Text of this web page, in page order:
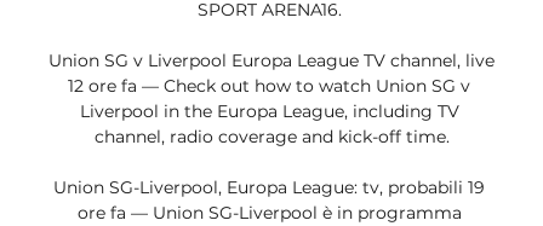
SPORT ARENA16.
Union SG v Liverpool Europa League TV channel, live
12 ore fa — Check out how to watch Union SG v
Liverpool in the Europa League, including TV
channel, radio coverage and kick-off time.
Union SG-Liverpool, Europa League: tv, probabili 19
ore fa — Union SG-Liverpool è in programma